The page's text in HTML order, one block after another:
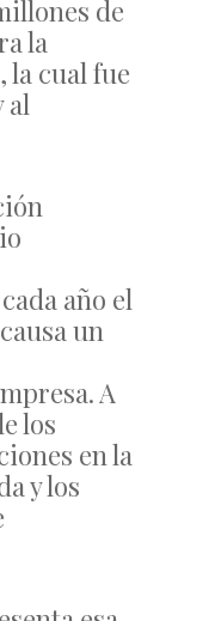
de
la
la cual fue
al
año el
un
A
los
en la
y los